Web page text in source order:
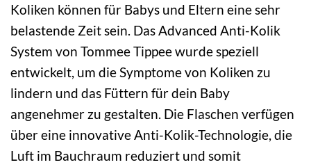
Koliken können für Babys und Eltern eine sehr
belastende Zeit sein. Das Advanced Anti-Kolik
System von Tommee Tippee wurde speziell
entwickelt, um die Symptome von Koliken zu
lindern und das Füttern für dein Baby
angenehmer zu gestalten. Die Flaschen verfügen
über eine innovative Anti-Kolik-Technologie, die
Luft im Bauchraum reduziert und somit